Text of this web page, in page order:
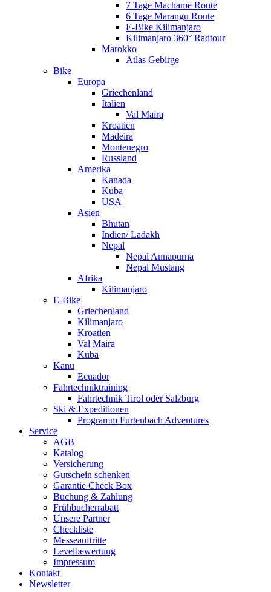
7 Tage Machame Route
6 Tage Marangu Route
E-Bike Kilimanjaro
Kilimanjaro 360° Radtour
Marokko
Atlas Gebirge
Bike
Europa
Griechenland
Italien
Val Maira
Kroatien
Madeira
Montenegro
Russland
Amerika
Kanada
Kuba
USA
Asien
Bhutan
Indien/ Ladakh
Nepal
Nepal Annapurna
Nepal Mustang
Afrika
Kilimanjaro
E-Bike
Griechenland
Kilimanjaro
Kroatien
Val Maira
Kuba
Kanu
Ecuador
Fahrtechniktraining
Fahrtechnik Tirol oder Salzburg
Ski & Expeditionen
Programm Furtenbach Adventures
Service
AGB
Katalog
Versicherung
Gutschein schenken
Garantie Check Box
Buchung & Zahlung
Frühbucherrabatt
Unsere Partner
Checkliste
Messeauftritte
Levelbewertung
Impressum
Kontakt
Newsletter